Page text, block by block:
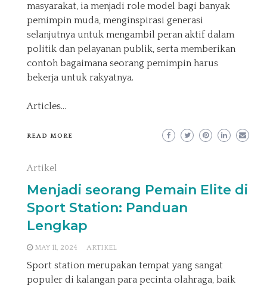
masyarakat, ia menjadi role model bagi banyak
pemimpin muda, menginspirasi generasi
selanjutnya untuk mengambil peran aktif dalam
politik dan pelayanan publik, serta memberikan
contoh bagaimana seorang pemimpin harus
bekerja untuk rakyatnya.
Articles…
READ MORE
Artikel
Menjadi seorang Pemain Elite di
Sport Station: Panduan
Lengkap
MAY 11, 2024 ARTIKEL
Sport station merupakan tempat yang sangat
populer di kalangan para pecinta olahraga, baik